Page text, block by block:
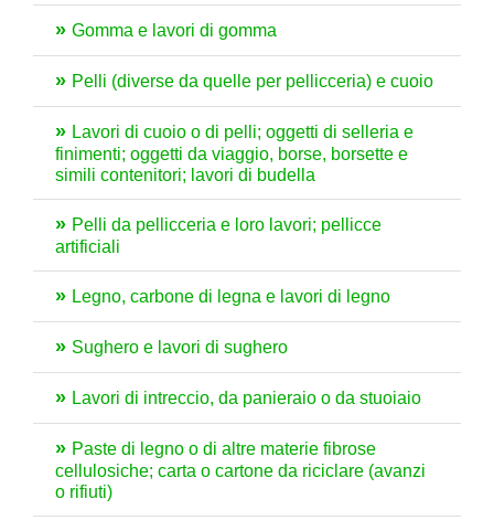
Gomma e lavori di gomma
Pelli (diverse da quelle per pellicceria) e cuoio
Lavori di cuoio o di pelli; oggetti di selleria e
finimenti; oggetti da viaggio, borse, borsette e
simili contenitori; lavori di budella
Pelli da pellicceria e loro lavori; pellicce
artificiali
Legno, carbone di legna e lavori di legno
Sughero e lavori di sughero
Lavori di intreccio, da panieraio o da stuoiaio
Paste di legno o di altre materie fibrose
cellulosiche; carta o cartone da riciclare (avanzi
o rifiuti)